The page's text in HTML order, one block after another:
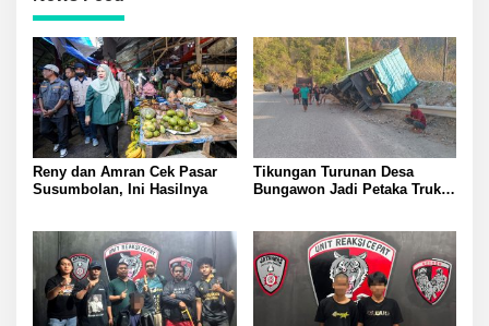
Reny dan Amran Cek Pasar
Susumbolan, Ini Hasilnya
Tikungan Turunan Desa
Bungawon Jadi Petaka Truk